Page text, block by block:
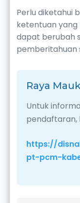
Perlu diketahui
ketentuan
dapat berubah
pemberitahuan
Raya
Untuk
pendaftaran,
https://
pt-pcm-